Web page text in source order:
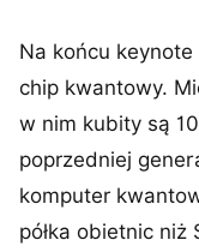
Na końcu
chip kwantowy.
w nim kubity są
poprzedniej
komputer
półka obietnic